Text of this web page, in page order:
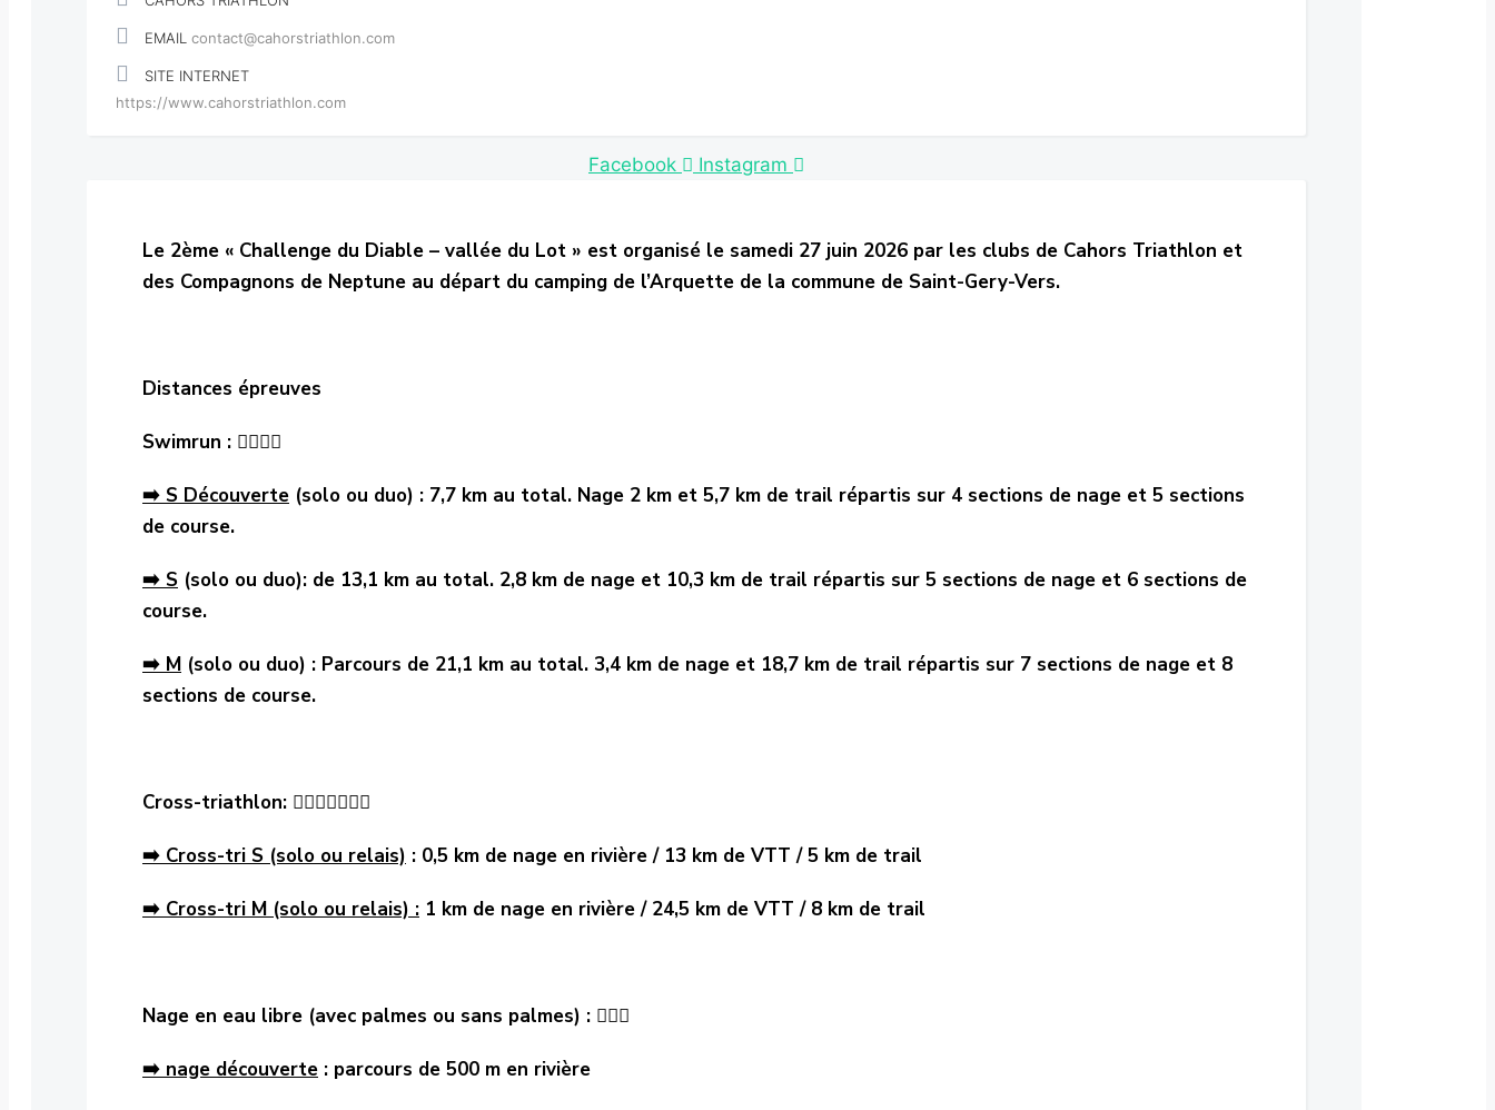
EMAIL contact@cahorstriathlon.com
SITE INTERNET
https://www.cahorstriathlon.com
Facebook Instagram
Le 2ème « Challenge du Diable – vallée du Lot » est organisé le samedi 27 juin 2026 par les clubs de Cahors Triathlon et
des Compagnons de Neptune au départ du camping de l’Arquette de la commune de Saint-Gery-Vers.
Distances épreuves
Swimrun : 🏊🏻‍♂️🏃
➡️ S Découverte (solo ou duo) : 7,7 km au total. Nage 2 km et 5,7 km de trail répartis sur 4 sections de nage et 5 sections
de course.
➡️ S (solo ou duo): de 13,1 km au total. 2,8 km de nage et 10,3 km de trail répartis sur 5 sections de nage et 6 sections de
course.
➡️ M (solo ou duo) : Parcours de 21,1 km au total. 3,4 km de nage et 18,7 km de trail répartis sur 7 sections de nage et 8
sections de course.
Cross-triathlon: 🏊🏻‍♂️🚵🏻‍♂️🏃
➡️ Cross-tri S (solo ou relais) : 0,5 km de nage en rivière / 13 km de VTT / 5 km de trail
➡️ Cross-tri M (solo ou relais) : 1 km de nage en rivière / 24,5 km de VTT / 8 km de trail
Nage en eau libre (avec palmes ou sans palmes) : 🏊🏻‍♂️
➡️ nage découverte : parcours de 500 m en rivière